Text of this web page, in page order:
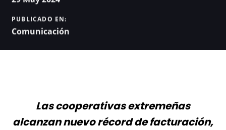
PUBLICADO EN:
Comunicación
Las cooperativas extremeñas
alcanzan nuevo récord de facturación,